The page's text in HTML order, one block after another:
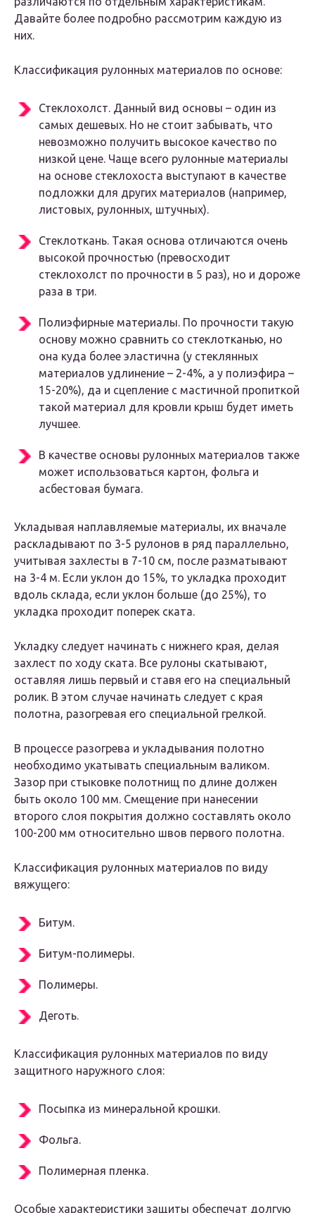
Давайте более подробно рассмотрим каждую из
них.
Классификация рулонных материалов по основе:
Стеклохолст. Данный вид основы – один из
самых дешевых. Но не стоит забывать, что
невозможно получить высокое качество по
низкой цене. Чаще всего рулонные материалы
на основе стеклохоста выступают в качестве
подложки для других материалов (например,
листовых, рулонных, штучных).
Стеклоткань. Такая основа отличаются очень
высокой прочностью (превосходит
стеклохолст по прочности в 5 раз), но и дороже
раза в три.
Полиэфирные материалы. По прочности такую
основу можно сравнить со стеклотканью, но
она куда более эластична (у стеклянных
материалов удлинение – 2-4%, а у полиэфира –
15-20%), да и сцепление с мастичной пропиткой
такой материал для кровли крыш будет иметь
лучшее.
В качестве основы рулонных материалов также
может использоваться картон, фольга и
асбестовая бумага.
Укладывая наплавляемые материалы, их вначале
раскладывают по 3-5 рулонов в ряд параллельно,
учитывая захлесты в 7-10 см, после разматывают
на 3-4 м. Если уклон до 15%, то укладка проходит
вдоль склада, если уклон больше (до 25%), то
укладка проходит поперек ската.
Укладку следует начинать с нижнего края, делая
захлест по ходу ската. Все рулоны скатывают,
оставляя лишь первый и ставя его на специальный
ролик. В этом случае начинать следует с края
полотна, разогревая его специальной грелкой.
В процессе разогрева и укладывания полотно
необходимо укатывать специальным валиком.
Зазор при стыковке полотнищ по длине должен
быть около 100 мм. Смещение при нанесении
второго слоя покрытия должно составлять около
100-200 мм относительно швов первого полотна.
Классификация рулонных материалов по виду
вяжущего:
Битум.
Битум-полимеры.
Полимеры.
Деготь.
Классификация рулонных материалов по виду
защитного наружного слоя:
Посыпка из минеральной крошки.
Фольга.
Полимерная пленка.
Особые характеристики защиты обеспечат долгую